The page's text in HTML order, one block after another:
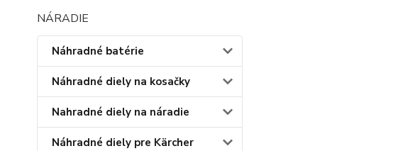
NÁRADIE
Náhradné batérie
Náhradné diely na kosačky
Nahradné diely na náradie
Náhradné diely pre Kärcher